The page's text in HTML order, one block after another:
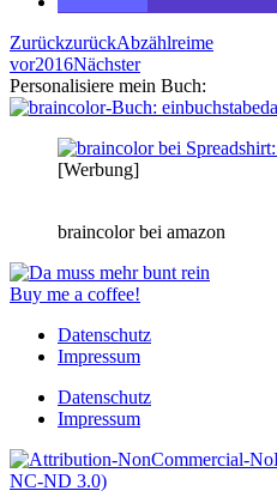
ZurückzurückAbzählreime
vor2016Nächster
Personalisiere mein Buch:
[Werbung]
braincolor bei amazon
Buy me a coffee!
Datenschutz
Impressum
Datenschutz
Impressum